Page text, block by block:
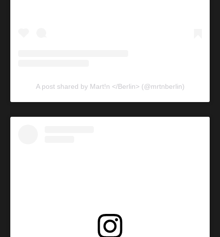
A post shared by Mart!n </Berlin> (@mrtnberlin)